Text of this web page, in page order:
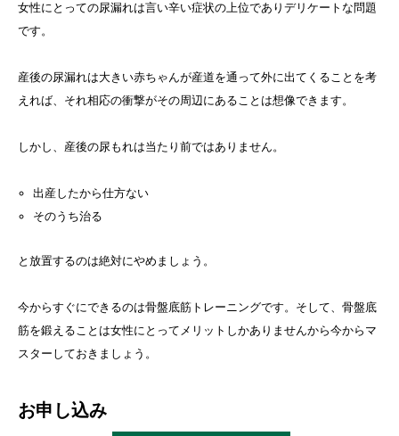
女性にとっての尿漏れは言い辛い症状の上位でありデリケートな問題
です。
産後の尿漏れは大きい赤ちゃんが産道を通って外に出てくることを考
えれば、それ相応の衝撃がその周辺にあることは想像できます。
しかし、産後の尿もれは当たり前ではありません。
出産したから仕方ない
そのうち治る
と放置するのは絶対にやめましょう。
今からすぐにできるのは骨盤底筋トレーニングです。そして、骨盤底
筋を鍛えることは女性にとってメリットしかありませんから今からマ
スターしておきましょう。
お申し込み